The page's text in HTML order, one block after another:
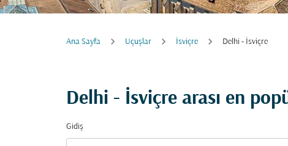
Ana Sayfa Uçuşlar İsviçre Delhi - İsviçre
Delhi - İsviçre arası en
Gidiş